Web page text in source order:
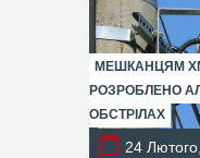
МЕШКАНЦЯМ
РОЗРОБЛЕНО
ОБСТРІЛАХ
24